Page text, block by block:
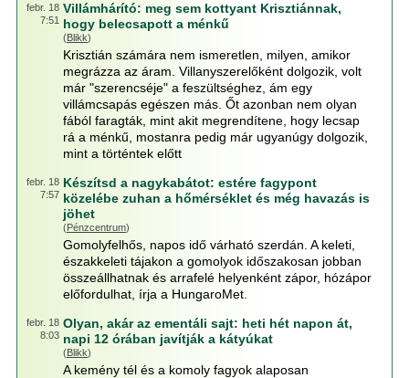
febr. 18
7:51
Villámhárító: meg sem kottyant Krisztiánnak,
hogy belecsapott a ménkű
(Blikk)
Krisztián számára nem ismeretlen, milyen, amikor
megrázza az áram. Villanyszerelőként dolgozik, volt
már "szerencséje" a feszültséghez, ám egy
villámcsapás egészen más. Őt azonban nem olyan
fából faragták, mint akit megrendítene, hogy lecsap
rá a ménkű, mostanra pedig már ugyanúgy dolgozik,
mint a történtek előtt
febr. 18
7:57
Készítsd a nagykabátot: estére fagypont
közelébe zuhan a hőmérséklet és még havazás is
jöhet
(Pénzcentrum)
Gomolyfelhős, napos idő várható szerdán. A keleti,
északkeleti tájakon a gomolyok időszakosan jobban
összeállhatnak és arrafelé helyenként zápor, hózápor
előfordulhat, írja a HungaroMet.
febr. 18
8:03
Olyan, akár az ementáli sajt: heti hét napon át,
napi 12 órában javítják a kátyúkat
(Blikk)
A kemény tél és a komoly fagyok alaposan